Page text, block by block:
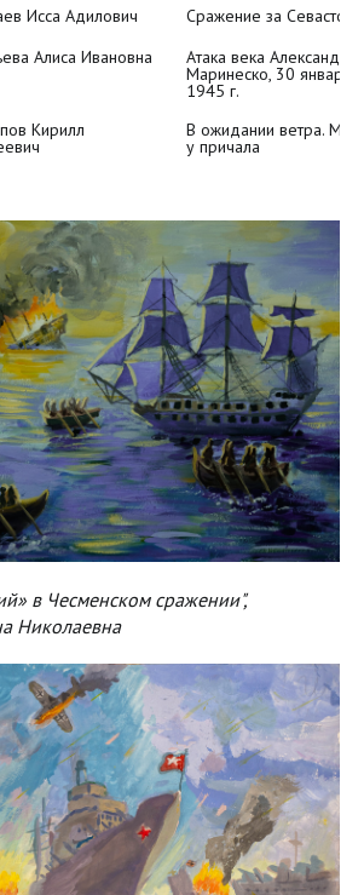
Исса Адилович
Сражение за
Алиса Ивановна Атака века Александра
Маринеско, 30 января
1945 г.
Кирилл В ожидании ветра.
у причала
в Чесменском сражении",
Николаевна